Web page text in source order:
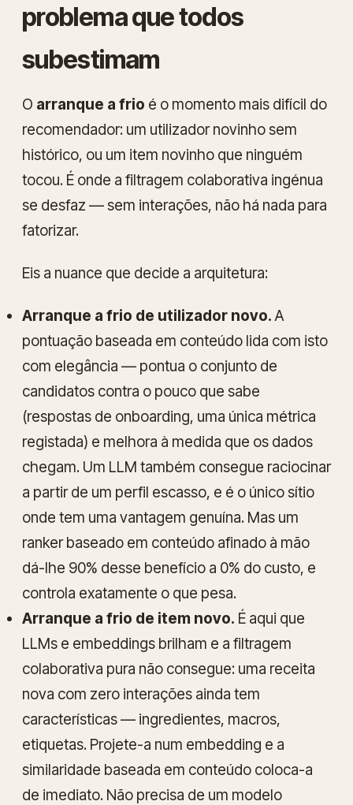
problema que todos
subestimam
O arranque a frio é o momento mais difícil do
recomendador: um utilizador novinho sem
histórico, ou um item novinho que ninguém
tocou. É onde a filtragem colaborativa ingénua
se desfaz — sem interações, não há nada para
fatorizar.
Eis a nuance que decide a arquitetura:
Arranque a frio de utilizador novo. A
pontuação baseada em conteúdo lida com isto
com elegância — pontua o conjunto de
candidatos contra o pouco que sabe
(respostas de onboarding, uma única métrica
registada) e melhora à medida que os dados
chegam. Um LLM também consegue raciocinar
a partir de um perfil escasso, e é o único sítio
onde tem uma vantagem genuína. Mas um
ranker baseado em conteúdo afinado à mão
dá-lhe 90% desse benefício a 0% do custo, e
controla exatamente o que pesa.
Arranque a frio de item novo. É aqui que
LLMs e embeddings brilham e a filtragem
colaborativa pura não consegue: uma receita
nova com zero interações ainda tem
características — ingredientes, macros,
etiquetas. Projete-a num embedding e a
similaridade baseada em conteúdo coloca-a
de imediato. Não precisa de um modelo